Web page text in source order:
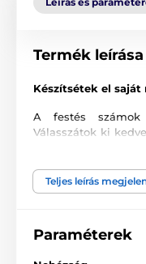
Termék leírása
Készítsétek el
A festés
Válasszátok ki
vagy kiállítani a
Teljes leírás
Paraméterek